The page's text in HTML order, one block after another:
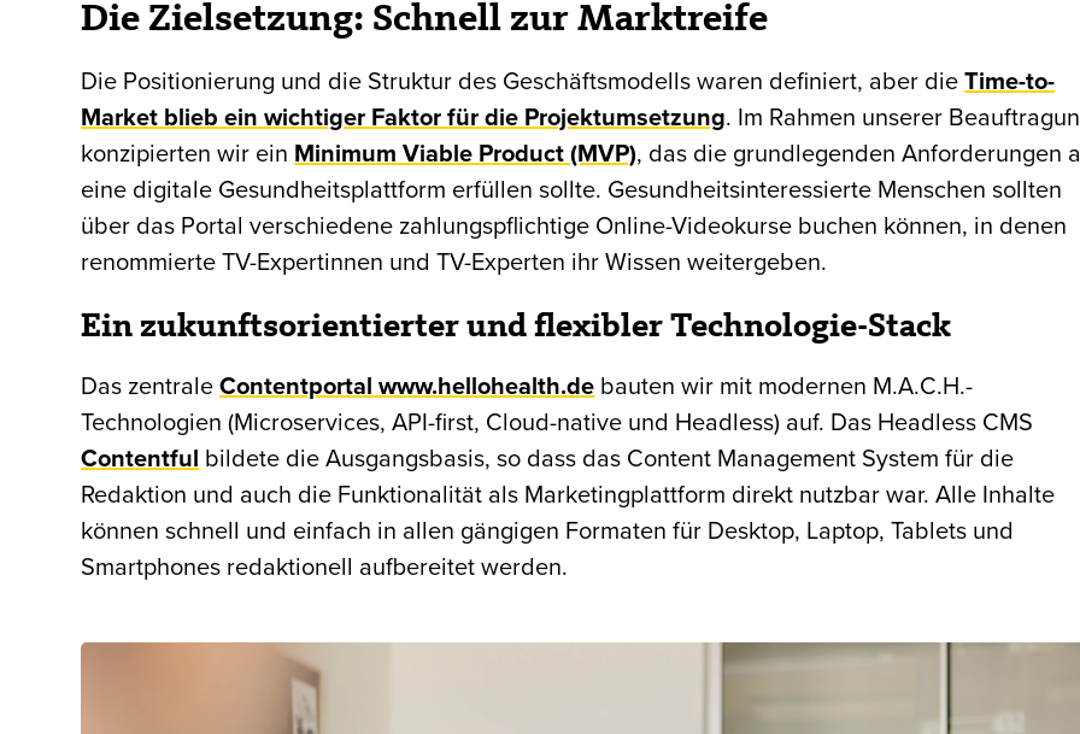
Die Zielsetzung: Schnell zur Marktreife
Die Positionierung und die Struktur des Geschäftsmodells waren definiert, aber dieTime-to-
Market blieb ein wichtiger Faktor für die Projektumsetzung. Im Rahmen unserer
konzipierten wir ein Minimum Viable Product (MVP), das die grundlegenden Anforderungen
eine digitale Gesundheitsplattform erfüllen sollte. Gesundheitsinteressierte Menschen sollten
über das Portal verschiedene zahlungspflichtige Online-Videokurse buchen können, in denen
renommierte TV-Expertinnen und TV-Experten ihr Wissen weitergeben.
Ein zukunftsorientierter und flexibler Technologie-Stack
Das zentraleContentportal www.hellohealth.de bauten wir mit modernen M.A.C.H.-
Technologien (Microservices, API-first, Cloud-native und Headless) auf. Das Headless CMS
Contentful bildete die Ausgangsbasis, so dass das Content Management System für die
Redaktion und auch die Funktionalität als Marketingplattform direkt nutzbar war. Alle Inhalte
können schnell und einfach in allen gängigen Formaten für Desktop, Laptop, Tablets und
Smartphones redaktionell aufbereitet werden.